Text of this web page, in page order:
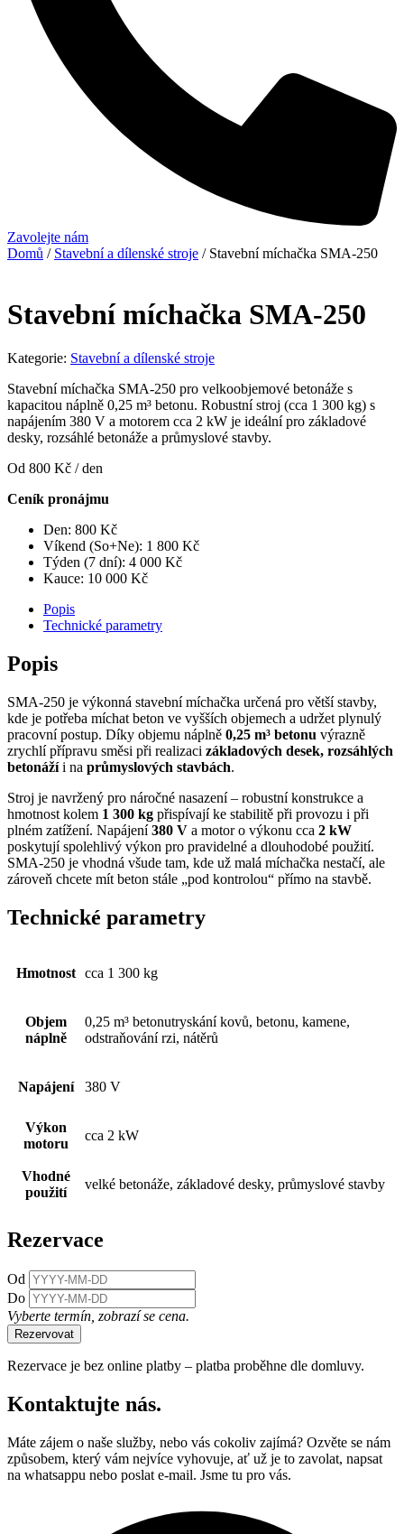
Zavolejte nám
Domů / Stavební a dílenské stroje / Stavební míchačka SMA-250
Stavební míchačka SMA-250
Kategorie: Stavební a dílenské stroje
Stavební míchačka SMA-250 pro velkoobjemové betonáže s
kapacitou náplně 0,25 m³ betonu. Robustní stroj (cca 1 300 kg) s
napájením 380 V a motorem cca 2 kW je ideální pro základové
desky, rozsáhlé betonáže a průmyslové stavby.
Od 800 Kč / den
Ceník pronájmu
Den: 800 Kč
Víkend (So+Ne): 1 800 Kč
Týden (7 dní): 4 000 Kč
Kauce: 10 000 Kč
Popis
Technické parametry
Popis
SMA-250 je výkonná stavební míchačka určená pro větší stavby,
kde je potřeba míchat beton ve vyšších objemech a udržet plynulý
pracovní postup. Díky objemu náplně 0,25 m³ betonu výrazně
zrychlí přípravu směsi při realizaci základových desek, rozsáhlých
betonážíi na průmyslových stavbách.
Stroj je navržený pro náročné nasazení – robustní konstrukce a
hmotnost kolem 1 300 kg přispívají ke stabilitě při provozu i při
plném zatížení. Napájení380 V a motor o výkonu cca 2 kW
poskytují spolehlivý výkon pro pravidelné a dlouhodobé použití.
SMA-250 je vhodná všude tam, kde už malá míchačka nestačí, ale
zároveň chcete mít beton stále „pod kontrolou“ přímo na stavbě.
Technické parametry
Hmotnost cca 1 300 kg
Objem
náplně
0,25 m³ betonutryskání kovů, betonu, kamene,
odstraňování rzi, nátěrů
Napájení 380 V
Výkon
motoru
cca 2 kW
Vhodné
použití
velké betonáže, základové desky, průmyslové stavby
Rezervace
Od
Do
Vyberte termín, zobrazí se cena.
Rezervovat
Rezervace je bez online platby – platba proběhne dle domluvy.
Kontaktujte nás.
Máte zájem o naše služby, nebo vás cokoliv zajímá? Ozvěte se nám
způsobem, který vám nejvíce vyhovuje, ať už je to zavolat, napsat
na whatsappu nebo poslat e-mail. Jsme tu pro vás.